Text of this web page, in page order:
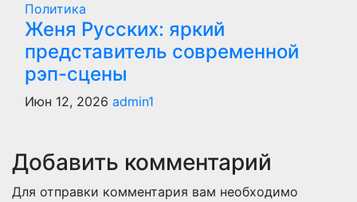
Политика
Женя Русских: яркий
представитель современной
рэп-сцены
Июн 12, 2026 admin1
Добавить комментарий
Для отправки комментария вам необходимо